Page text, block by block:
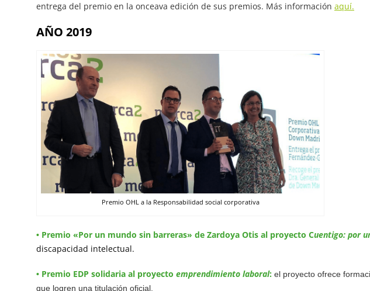
entrega del premio en la onceava edición de sus premios. Más información aquí.
AÑO 2019
Premio OHL a la Responsabilidad social corporativa
• Premio «Por un mundo sin barreras» de Zardoya Otis al proyecto Cuentigo: por
discapacidad intelectual.
• Premio EDP solidaria al proyecto emprendimiento laboral: el proyecto ofrece
que logren una titulación oficial.